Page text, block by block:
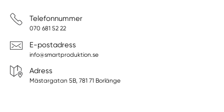
Telefonnummer
070 681 52 22
E-postadress
info@smartproduktion.se
Adress
Mästargatan 5B, 781 71 Borlänge